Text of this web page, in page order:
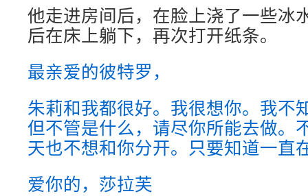
他走进房间后，在脸上浇了一些冰
后在床上躺下，再次打开纸条。
最亲爱的彼特罗，
朱莉和我都很好。我很想你。我不
但不管是什么，请尽你所能去做。
天也不想和你分开。只要知道一直
爱你的，莎拉芙